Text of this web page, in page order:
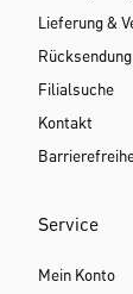
Lieferung &
Rücksendung
Filialsuche
Kontakt
Service
Mein Konto